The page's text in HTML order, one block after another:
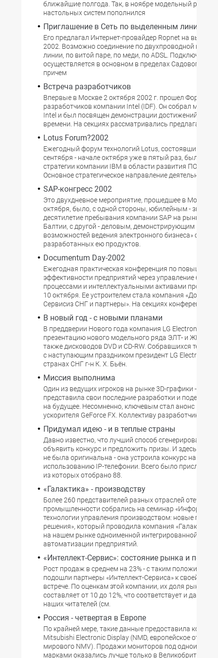
ближайшие полгода. Так, в ноябре модельный ряд ЦП
настольных систем пополнился
Приглашение в Сеть по выделенным линиям
Его предлагал Интернет-провайдер Ropnet на
2002. Возможно соединение по двухпроводной
линии, по витой паре, по меди, по ADSL. Подключение
осуществляется в основном в пределах Садового
причем
Встреча разработчиков
Впервые в Москве 2 октября 2002 г. прошел Форум
разработчиков компании Intel (IDF). Он собрал многих
Intel и был посвящен демонстрации достижений
времени. На секциях рассматривались предлагаемые
Lotus Forum?2002
Ежегодный форум технологий Lotus, состоявшийся в
сентября - начале октября уже в пятый раз, был
стратегии компании IBM в области развития ПО Lotus
Основное стратегическое направление деятельности
SAP-конгресс 2002
Это двухдневное мероприятие, прошедшее в Москве в
октября, было, с одной стороны, юбилейным -
десятилетие пребывания компании SAP на рынке
Балтии, с другой - деловым, демонстрирующим
возможностей ведения электронного бизнеса» с
разработанных ею продуктов.
Documentum Day-2002
Ежегодная практическая конференция по повышению
эффективности предприятий через управление
процессами и интеллектуальными активами прошла
10 октября. Ее устроителем стала компания
Сервисиз СНГ и партнеры». На секциях конференции
В новый год - с новыми планами
В преддверии Нового года компания LG Electronics
презентацию нового модельного ряда ЭЛТ- и ЖК-
также дисководов DVD и CD-RW. Собравшихся тепло
с наступающим праздником президент LG Electronics
странах СНГ г-н К. Х. Бьён.
Миссия выполнима
Один из ведущих игроков на рынке 3D-графики -
представила свои последние разработки и
на будущее. Несомненно, ключевым стал анонс
ускорителя GeForce FX. Коллективу разработчиков
Придумал идею - и в теплые страны
Давно известно, что лучший способ сгенерировать
объявить конкурс и предложить призы. И здесь
не была оригинальна - она устроила конкурс на
использованию IP-телефонии. Всего было прислано
из которых отобрано 88.
«Галактика» - производству
Более 260 представителей разных отраслей
промышленности собрались на семинар
технологии управления производством: новые
решения», который проводила компания «Галактика»,
на нашем рынке одноименной интегрированной
автоматизации предприятий.
«Интеллект-Сервис»: состояние рынка и
Рост продаж в среднем на 23% - с таким
подошли партнеры «Интеллект-Сервиса» к своей
встрече. По оценкам этой компании, их доля рынка в
составляет от 10 до 12%, что соответствует и данным
наших читателей (см.
Россия - четвертая в Европе
По крайней мере, такие данные предоставила
Mitsubishi Electronic Display (NMD, европейское
мирового NMV). Продажи мониторов под
марками оказались лучше только в Великобритании,